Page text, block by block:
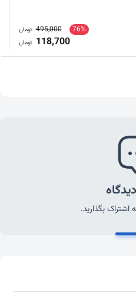
76%
495,000 تومان
118,700 تومان
اشتراک بگذارید.